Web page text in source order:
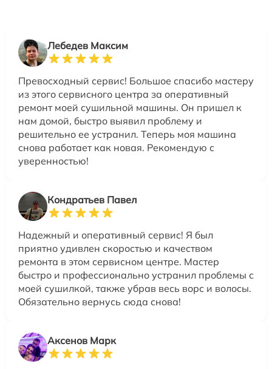
Лебедев Максим
Превосходный сервис! Большое спасибо мастеру
из этого сервисного центра за оперативный
ремонт моей сушильной машины. Он пришел к
нам домой, быстро выявил проблему и
решительно ее устранил. Теперь моя машина
снова работает как новая. Рекомендую с
уверенностью!
Кондратьев Павел
Надежный и оперативный сервис! Я был
приятно удивлен скоростью и качеством
ремонта в этом сервисном центре. Мастер
быстро и профессионально устранил проблемы с
моей сушилкой, также убрав весь ворс и волосы.
Обязательно вернусь сюда снова!
Аксенов Марк